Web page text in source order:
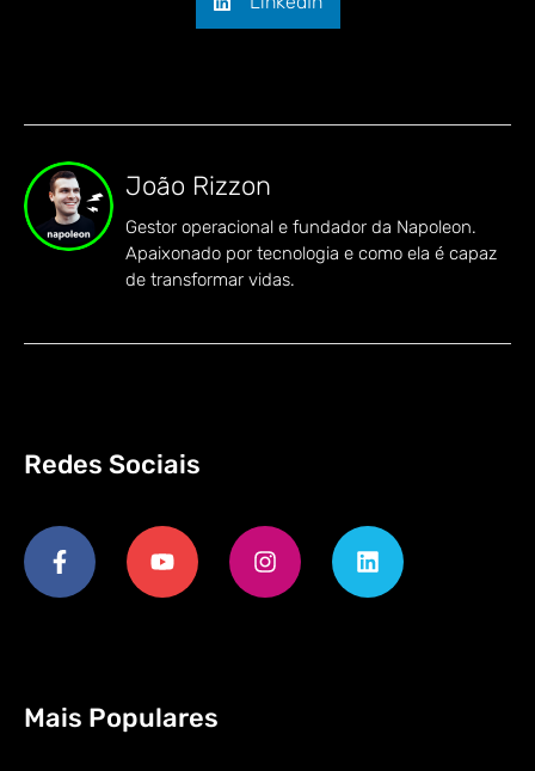
João Rizzon
Gestor operacional e fundador da Napoleon.
Apaixonado por tecnologia e como ela é capaz
de transformar vidas.
Redes Sociais
Mais Populares